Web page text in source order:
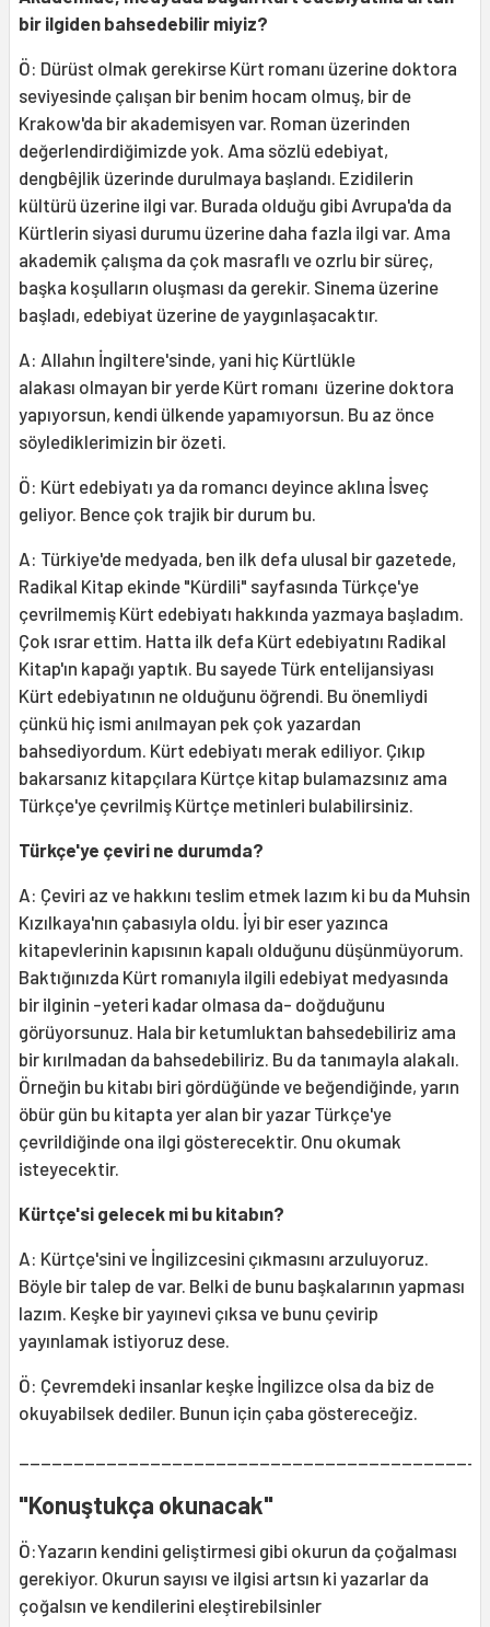
bir ilgiden bahsedebilir miyiz?
Ö: Dürüst olmak gerekirse Kürt romanı üzerine doktora
seviyesinde çalışan bir benim hocam olmuş, bir de
Krakow'da bir akademisyen var. Roman üzerinden
değerlendirdiğimizde yok. Ama sözlü edebiyat,
dengbêjlik üzerinde durulmaya başlandı. Ezidilerin
kültürü üzerine ilgi var. Burada olduğu gibi Avrupa'da da
Kürtlerin siyasi durumu üzerine daha fazla ilgi var. Ama
akademik çalışma da çok masraflı ve ozrlu bir süreç,
başka koşulların oluşması da gerekir. Sinema üzerine
başladı, edebiyat üzerine de yaygınlaşacaktır.
A: Allahın İngiltere'sinde, yani hiç Kürtlükle
alakası olmayan bir yerde Kürt romanı üzerine doktora
yapıyorsun, kendi ülkende yapamıyorsun. Bu az önce
söylediklerimizin bir özeti.
Ö: Kürt edebiyatı ya da romancı deyince aklına İsveç
geliyor. Bence çok trajik bir durum bu.
A: Türkiye'de medyada, ben ilk defa ulusal bir gazetede,
Radikal Kitap ekinde "Kürdili" sayfasında Türkçe'ye
çevrilmemiş Kürt edebiyatı hakkında yazmaya başladım.
Çok ısrar ettim. Hatta ilk defa Kürt edebiyatını Radikal
Kitap'ın kapağı yaptık. Bu sayede Türk entelijansiyası
Kürt edebiyatının ne olduğunu öğrendi. Bu önemliydi
çünkü hiç ismi anılmayan pek çok yazardan
bahsediyordum. Kürt edebiyatı merak ediliyor. Çıkıp
bakarsanız kitapçılara Kürtçe kitap bulamazsınız ama
Türkçe'ye çevrilmiş Kürtçe metinleri bulabilirsiniz.
Türkçe'ye çeviri ne durumda?
A: Çeviri az ve hakkını teslim etmek lazım ki bu da Muhsin
Kızılkaya'nın çabasıyla oldu. İyi bir eser yazınca
kitapevlerinin kapısının kapalı olduğunu düşünmüyorum.
Baktığınızda Kürt romanıyla ilgili edebiyat medyasında
bir ilginin -yeteri kadar olmasa da- doğduğunu
görüyorsunuz. Hala bir ketumluktan bahsedebiliriz ama
bir kırılmadan da bahsedebiliriz. Bu da tanımayla alakalı.
Örneğin bu kitabı biri gördüğünde ve beğendiğinde, yarın
öbür gün bu kitapta yer alan bir yazar Türkçe'ye
çevrildiğinde ona ilgi gösterecektir. Onu okumak
isteyecektir.
Kürtçe'si gelecek mi bu kitabın?
A: Kürtçe'sini ve İngilizcesini çıkmasını arzuluyoruz.
Böyle bir talep de var. Belki de bunu başkalarının yapması
lazım. Keşke bir yayınevi çıksa ve bunu çevirip
yayınlamak istiyoruz dese.
Ö: Çevremdeki insanlar keşke İngilizce olsa da biz de
okuyabilsek dediler. Bunun için çaba göstereceğiz.
"Konuştukça okunacak"
Ö:Yazarın kendini geliştirmesi gibi okurun da çoğalması
gerekiyor. Okurun sayısı ve ilgisi artsın ki yazarlar da
çoğalsın ve kendilerini eleştirebilsinler